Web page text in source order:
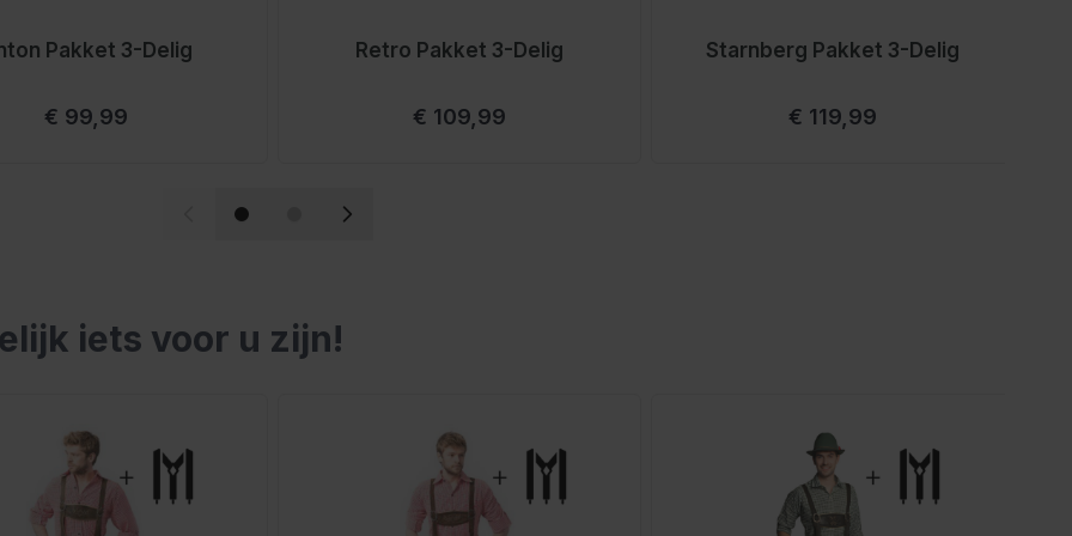
wij bieden
Pakket 3-Delig
Vanaf
€ 99,99
Retro Pakket 3-Delig
Vanaf
€ 109,99
Starnberg Pakket 3-Delig
Vanaf
€ 119,99
iets voor u zijn!